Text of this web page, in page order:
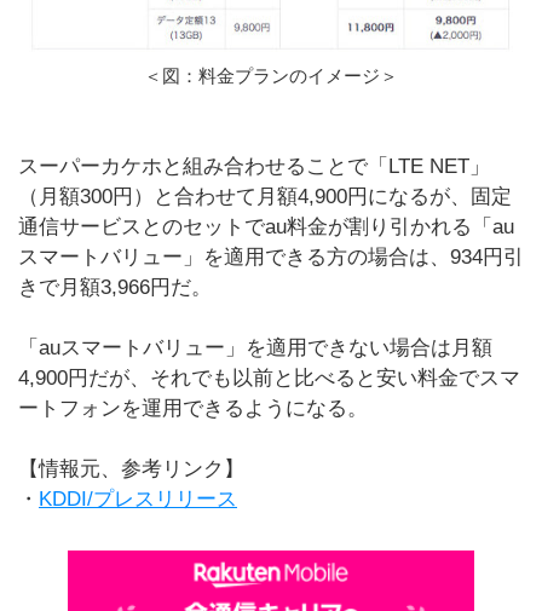
＜図：料金プランのイメージ＞
スーパーカケホと組み合わせることで「LTE NET」
（月額300円）と合わせて月額4,900円になるが、固定
通信サービスとのセットでau料金が割り引かれる「au
スマートバリュー」を適用できる方の場合は、934円引
きで月額3,966円だ。
「auスマートバリュー」を適用できない場合は月額
4,900円だが、それでも以前と比べると安い料金でスマ
ートフォンを運用できるようになる。
【情報元、参考リンク】
・ KDDI/プレスリリース